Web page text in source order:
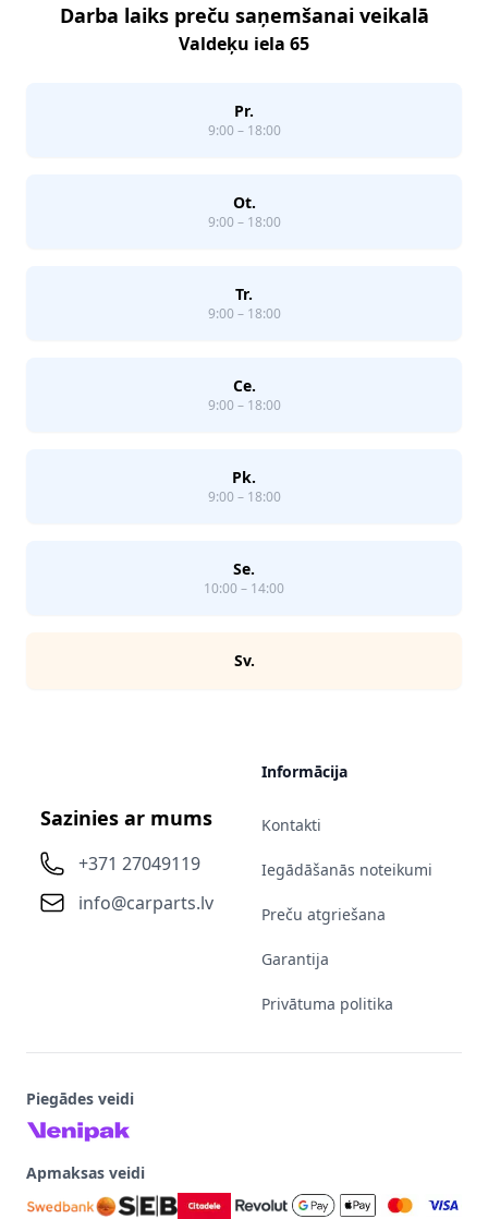
Darba laiks preču saņemšanai veikalā
Valdeķu iela 65
Pr.
9:00 – 18:00
Ot.
9:00 – 18:00
Tr.
9:00 – 18:00
Ce.
9:00 – 18:00
Pk.
9:00 – 18:00
Se.
10:00 – 14:00
Sv.
Sazinies ar mums
+371 27049119
info@carparts.lv
Informācija
Kontakti
Iegādāšanās noteikumi
Preču atgriešana
Garantija
Privātuma politika
Piegādes veidi
Apmaksas veidi